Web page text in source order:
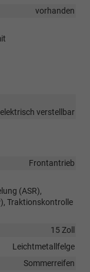
vorhanden
verstellbar
Frontantrieb
(ASR),
Traktionskontrolle
15 Zoll
Leichtmetallfelge
Sommerreifen